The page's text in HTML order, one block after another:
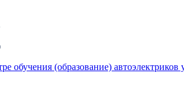
(образование) автоэлектриков